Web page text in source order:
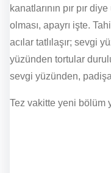
kanatlarının pır pır
olması, apayrı işte.
acılar tatlılaşır; sevgi
yüzünden tortular
sevgi yüzünden,
Tez vakitte yeni bölüm